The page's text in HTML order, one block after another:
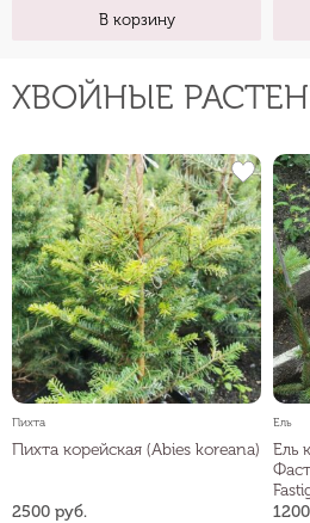
В корзину
ХВОЙНЫЕ
Пихта
Пихта корейская (Abies koreana)
2500 руб.
Ель
Ель